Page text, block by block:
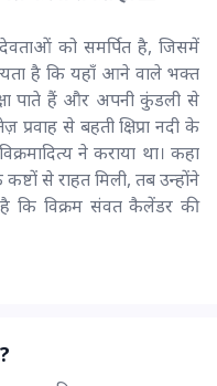
देवताओं को समर्पित है, जिसमें
है कि यहाँ आने वाले भक्त
पाते हैं और अपनी कुंडली से
से बहती क्षिप्रा नदी के
ने कराया था। कहा
से राहत मिली, तब उन्होंने
है कि विक्रम संवत कैलेंडर की